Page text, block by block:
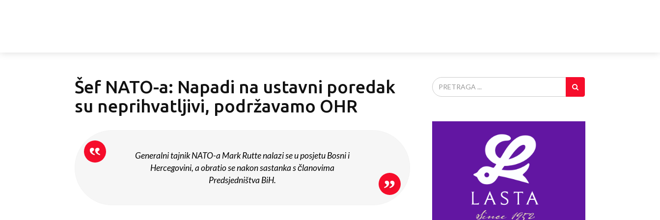
Šef NATO-a: Napadi na ustavni poredak
su neprihvatljivi, podržavamo OHR
Generalni tajnik NATO-a Mark Rutte nalazi se u posjetu Bosni i
Hercegovini, a obratio se nakon sastanka s članovima
Predsjedništva BiH.